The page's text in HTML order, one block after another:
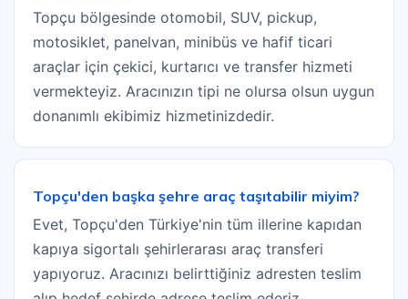
Topçu bölgesinde otomobil, SUV, pickup,
motosiklet, panelvan, minibüs ve hafif ticari
araçlar için çekici, kurtarıcı ve transfer hizmeti
vermekteyiz. Aracınızın tipi ne olursa olsun uygun
donanımlı ekibimiz hizmetinizdedir.
Topçu'den başka şehre araç taşıtabilir miyim?
Evet, Topçu'den Türkiye'nin tüm illerine kapıdan
kapıya sigortalı şehirlerarası araç transferi
yapıyoruz. Aracınızı belirttiğiniz adresten teslim